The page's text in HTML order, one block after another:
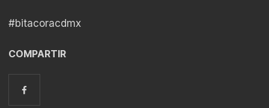
#bitacoracdmx
COMPARTIR